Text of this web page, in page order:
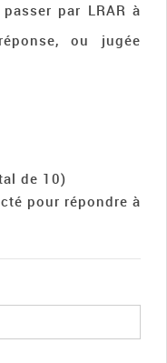
par LRAR à
ou jugée
de 10)
pour répondre à